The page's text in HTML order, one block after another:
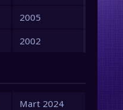
2005
2002
Mart 2024